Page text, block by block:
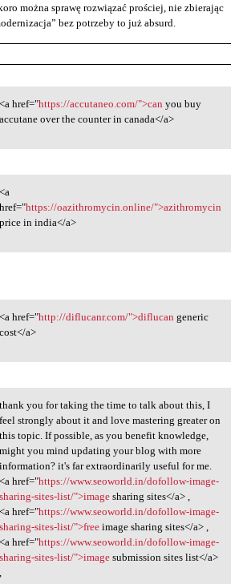
można sprawę rozwiązać prościej, nie zbierając
bez potrzeby to już absurd.
href="https://accutaneo
<a href="https://accutaneo.com/">can you buy
accutane over the counter in canada</a>
href="https:/
<a
href="https://oazithromycin.online/">azithromycin
price in india</a>
href="http://diflucanr.com
<a href="http://diflucanr.com/">diflucan generic
cost</a>
you for taking the time
thank you for taking the time to talk about this, I
feel strongly about it and love mastering greater on
this topic. If possible, as you benefit knowledge,
might you mind updating your blog with more
information? it's far extraordinarily useful for me.
<a href="https://www.seoworld.in/dofollow-image-
sharing-sites-list/">imagesharing sites</a> ,
<a href="https://www.seoworld.in/dofollow-image-
sharing-sites-list/">freeimage sharing sites</a> ,
<a href="https://www.seoworld.in/dofollow-image-
sharing-sites-list/">imagesubmission sites list</a>
,